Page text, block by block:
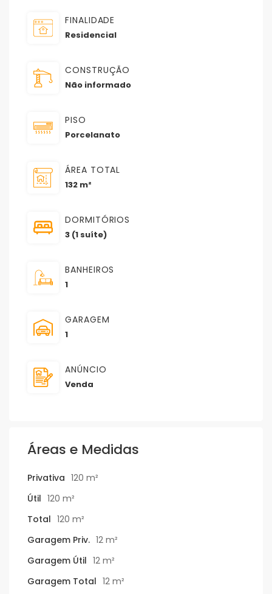
FINALIDADE
Residencial
CONSTRUÇÃO
Não informado
PISO
Porcelanato
ÁREA TOTAL
132 m²
DORMITÓRIOS
3 (1 suíte)
BANHEIROS
1
GARAGEM
1
ANÚNCIO
Venda
Áreas e Medidas
Privativa 120 m²
Útil 120 m²
Total 120 m²
Garagem Priv. 12 m²
Garagem Útil 12 m²
Garagem Total 12 m²